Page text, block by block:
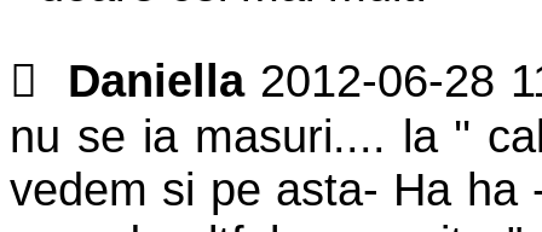

Daniella2012-06-28
nu se ia masuri.... la ''
vedem si pe asta- Ha ha